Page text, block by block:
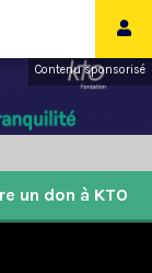
Contenu sponsorisé
un don à KTO